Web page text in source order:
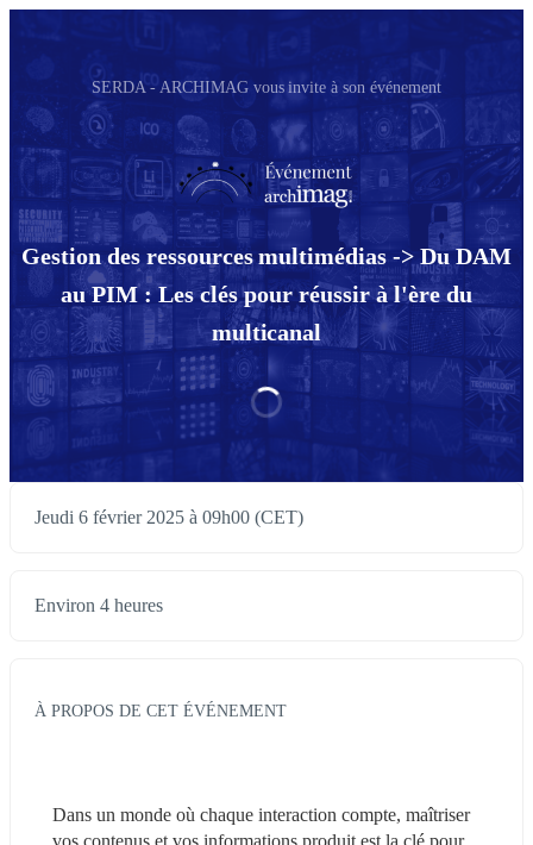
SERDA - ARCHIMAG vous invite à son événement
Gestion des ressources multimédias -> Du DAM
au PIM : Les clés pour réussir à l'ère du
multicanal
Jeudi 6 février 2025 à 09h00 (CET)
Environ 4 heures
À PROPOS DE CET ÉVÉNEMENT
Dans un monde où chaque interaction compte, maîtriser
vos contenus et vos informations produit est la clé pour